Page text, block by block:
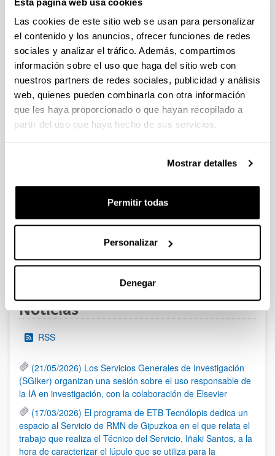
Las cookies de este sitio web se usan para personalizar
el contenido y los anuncios, ofrecer funciones de redes
sociales y analizar el tráfico. Además, compartimos
información sobre el uso que haga del sitio web con
nuestros partners de redes sociales, publicidad y análisis
web, quienes pueden combinarla con otra información
que les haya proporcionado o que hayan recopilado a
partir del uso que haya hecho de sus servicios.
Mostrar detalles
Permitir todas
Personalizar
Denegar
Fellows Gipuzkoa 2026
Plazo de presentación cerrado (Fecha de fin del plazo de
presentación: 29/04/2026)
El plazo de presentación de solicitudes finaliza el 29/04/2026.
Plazo interno UPV/EHU: 27/04/2026- 12:00 am (Ver resumen))
Proyectos Universidad-Empresa-Sociedad 2026
Plazo de presentación cerrado: 20/04/2026 - 12/05/2026 13:00
Se ha publicado la convocatoria
(inclusive).
Página
1 ...Páginas intermedias Use TAB para
Página
6 Página
7 Página
8 ...Páginas intermedias
Página
95
Noticias
RSS
(21/05/2026) Los Servicios Generales de Investigación
(SGIker) organizan una sesión sobre el uso responsable de
la IA en investigación, con la colaboración de Elsevier
(17/03/2026) El programa de ETB Tecnólopis dedica un
espacio al Servicio de RMN de Gipuzkoa en el que relata el
trabajo que realiza el Técnico del Servicio, Iñaki Santos, a la
hora de caracterizar el lúpulo que se utiliza para la